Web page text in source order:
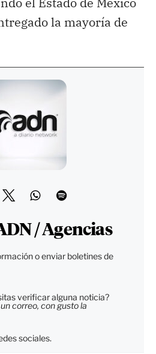
la mayoría de
/ Agencias
o enviar boletines de
verificar alguna noticia?
correo, con gusto la
sociales.